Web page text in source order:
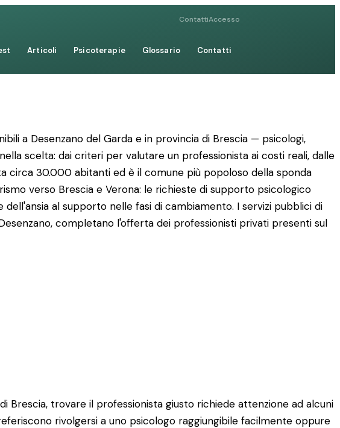
ContattiAccesso
Articoli Psicoterapie Glossario Contatti
a Desenzano del Garda e in provincia di Brescia — psicologi,
scelta: dai criteri per valutare un professionista ai costi reali, dalle
circa 30.000 abitanti ed è il comune più popoloso della sponda
verso Brescia e Verona: le richieste di supporto psicologico
al supporto nelle fasi di cambiamento. I servizi pubblici di
completano l'offerta dei professionisti privati presenti sul
Brescia, trovare il professionista giusto richiede attenzione ad alcuni
rivolgersi a uno psicologo raggiungibile facilmente oppure